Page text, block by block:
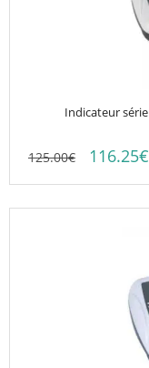
Indicateur
125.00€ 116.25€